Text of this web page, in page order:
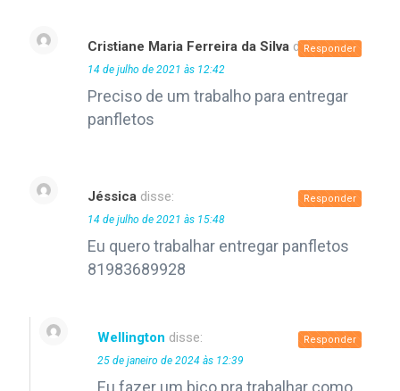
Cristiane Maria Ferreira da Silva disse:
14 de julho de 2021 às 12:42
Preciso de um trabalho para entregar
panfletos
Responder
Jéssica disse:
14 de julho de 2021 às 15:48
Eu quero trabalhar entregar panfletos
81983689928
Responder
Wellington disse:
25 de janeiro de 2024 às 12:39
Responder